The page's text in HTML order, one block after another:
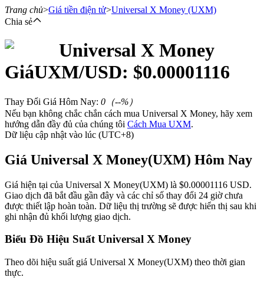
Hợp đồng tương lai
Futures sử dụng USDT làm tài sản thế chấp
Trang chủ>Giá tiền điện tử>Universal X Money (UXM)
Chia sẻ
Universal X Money
GiáUXM/USD: $0.00001116
Thay Đổi Giá Hôm Nay: 0 （--%）
Nếu bạn không chắc chắn cách mua Universal X Money, hãy xem
hướng dẫn đầy đủ của chúng tôi Cách Mua UXM.
Dữ liệu cập nhật vào lúc (UTC+8)
Giá Universal X Money(UXM) Hôm Nay
Giá hiện tại của Universal X Money(UXM) là $0.00001116 USD.
Giao dịch đã bắt đầu gần đây và các chỉ số thay đổi 24 giờ chưa
được thiết lập hoàn toàn. Dữ liệu thị trường sẽ được hiển thị sau khi
ghi nhận đủ khối lượng giao dịch.
Biểu Đồ Hiệu Suất Universal X Money
Theo dõi hiệu suất giá Universal X Money(UXM) theo thời gian
thực.